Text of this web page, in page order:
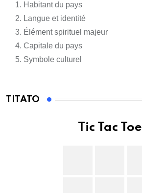
Habitant du pays
Langue et identité
Élément spirituel majeur
Capitale du pays
Symbole culturel
TITATO
Tic Tac Toe